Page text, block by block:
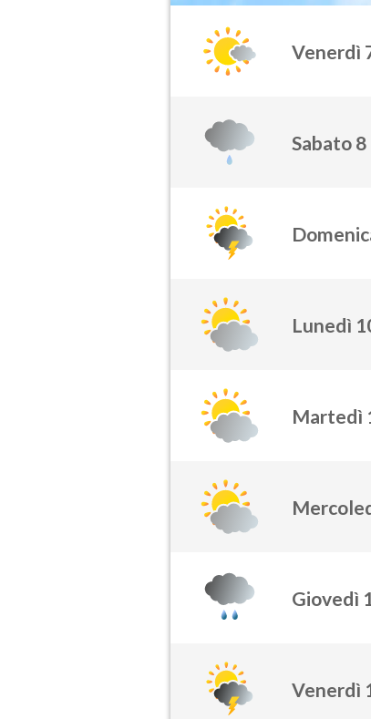
Venerdì
Sabato 8
Lunedì
Martedì
Giovedì
Venerdì